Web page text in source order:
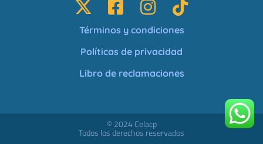
Términos y condiciones
Políticas de privacidad
Libro de reclamaciones
© 2024 Celacp
Todos los derechos reservados